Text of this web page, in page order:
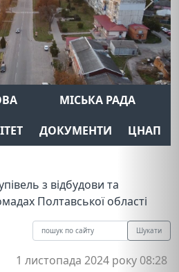
Next
МІСЬКА РАДА
ДОКУМЕНТИ ЦНАП
з відбудови та
Полтавської області
Шукати
1 листопада 2024 року 08:28